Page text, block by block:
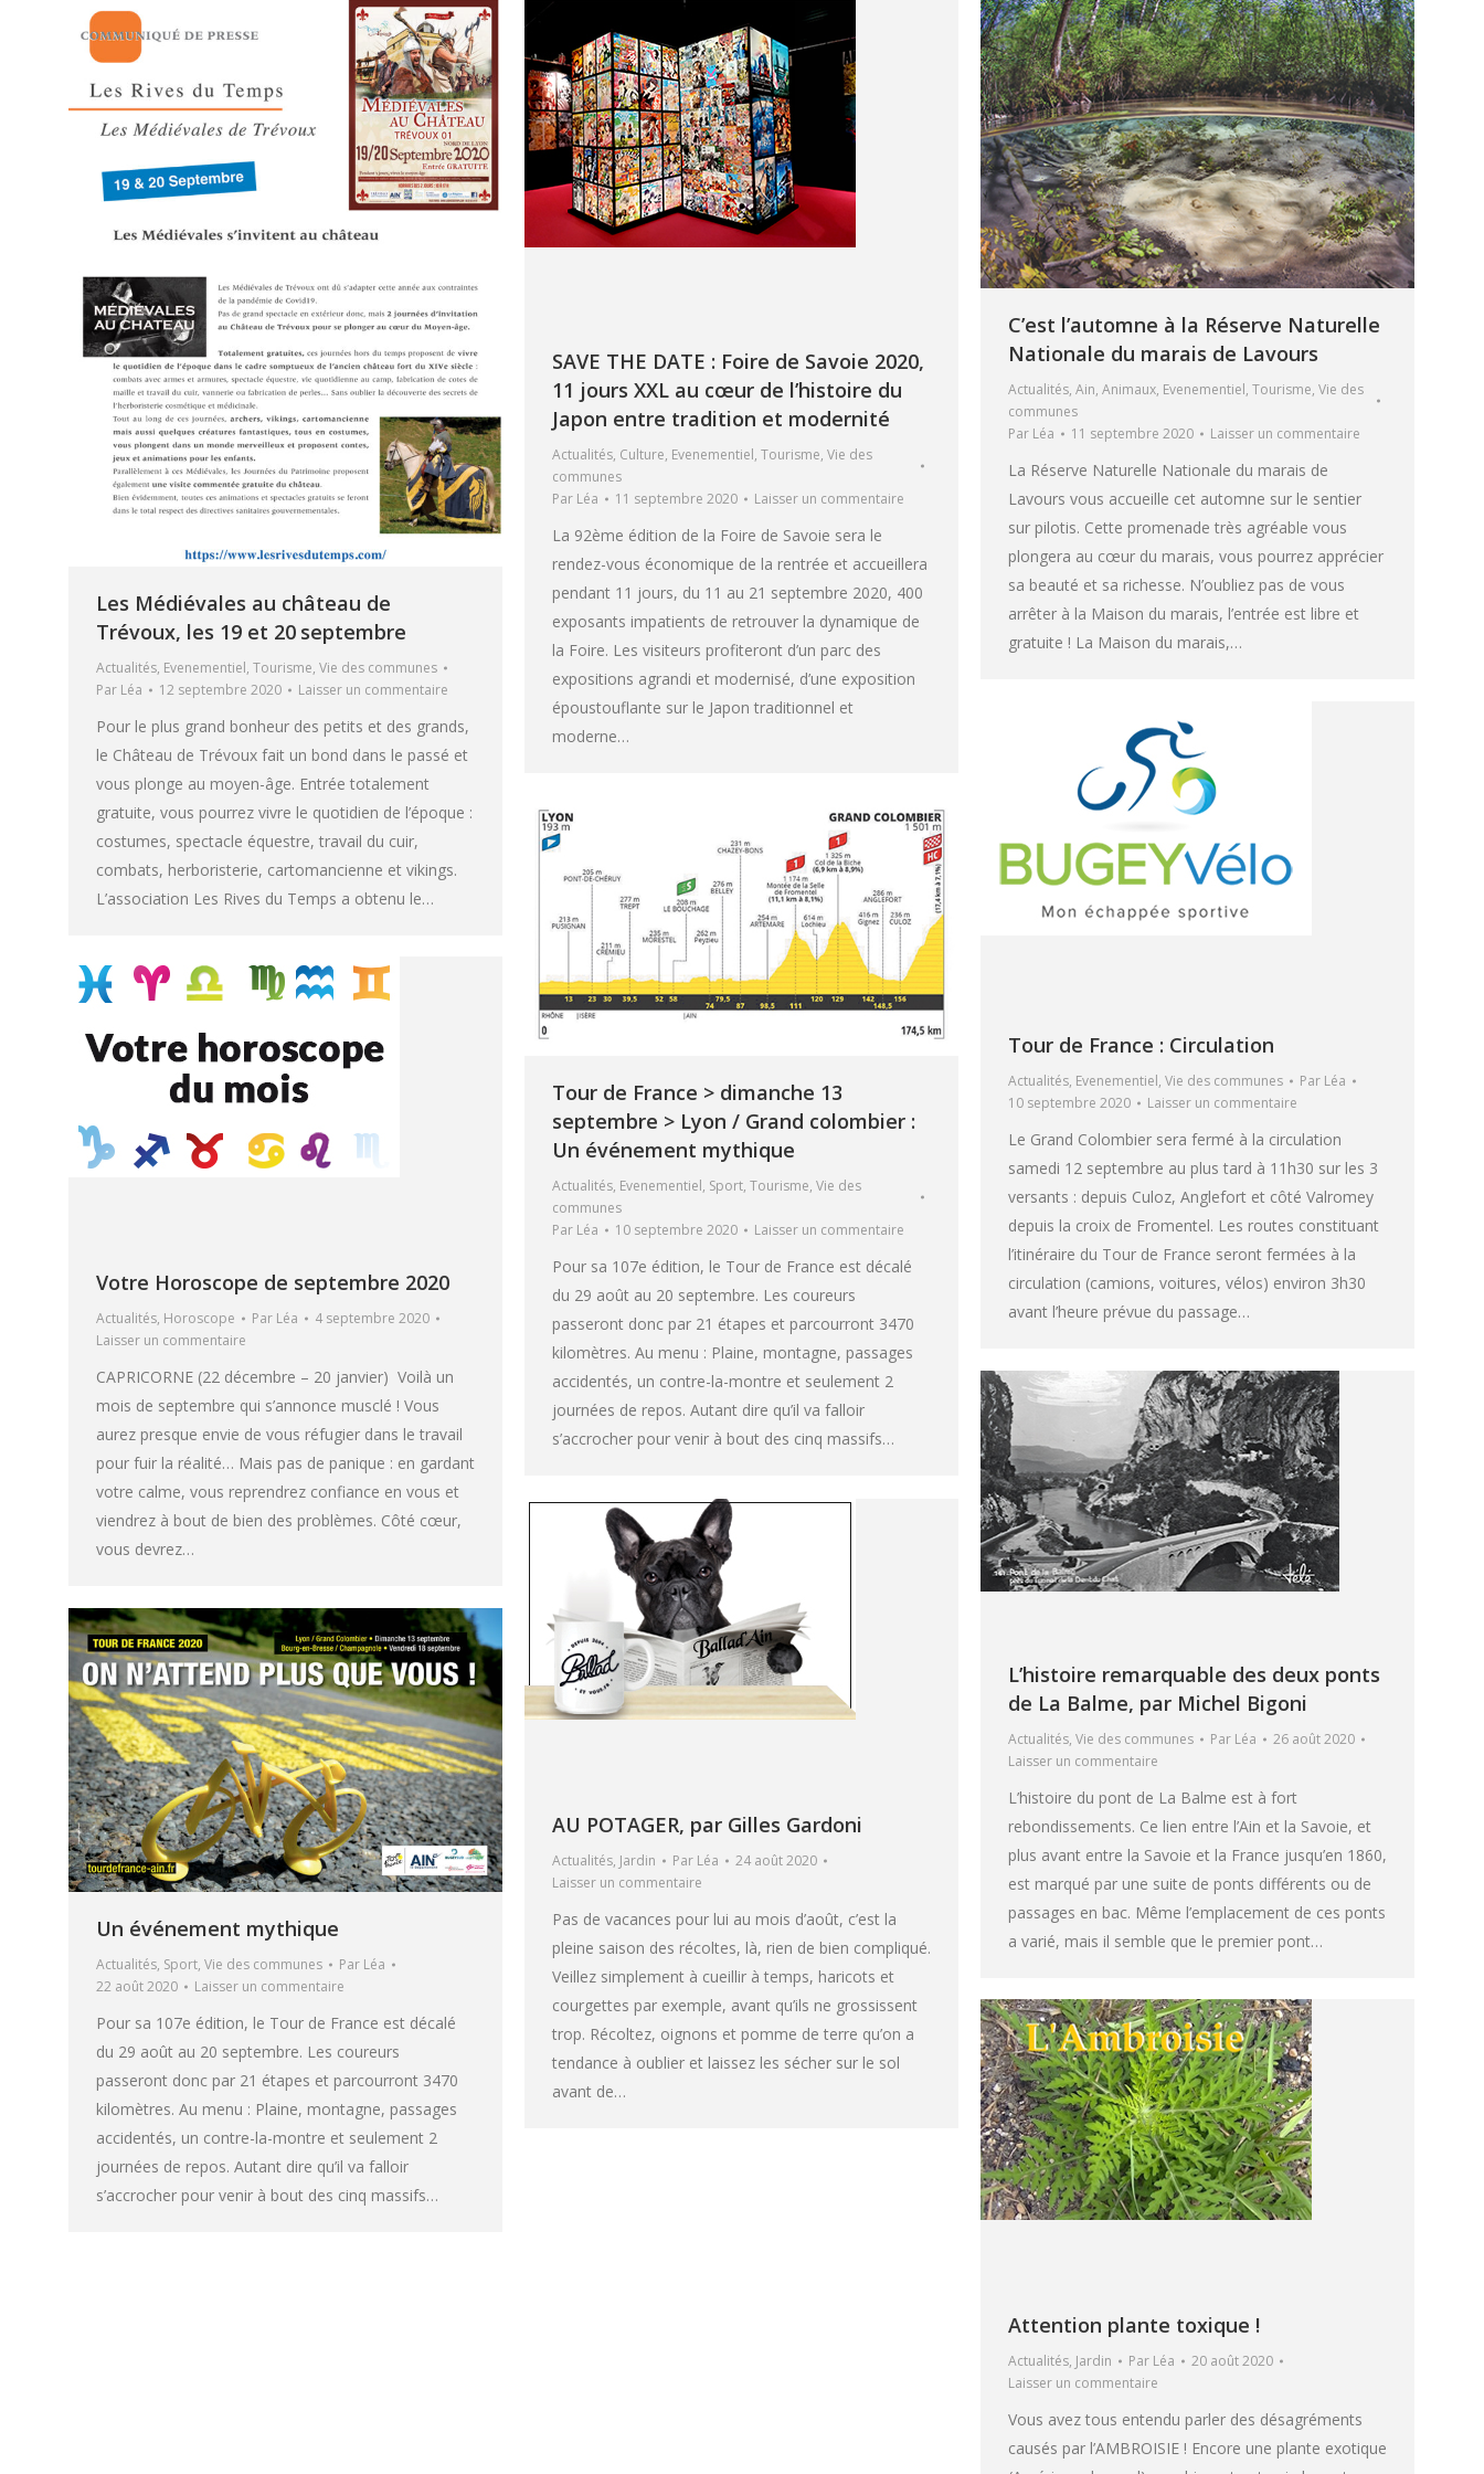
Les Médiévales au château de
Trévoux, les 19 et 20 septembre
Actualités, Evenementiel, Tourisme, Vie des communes
Par Léa 12 septembre 2020 Laisser un commentaire
Pour le plus grand bonheur des petits et des grands,
le Château de Trévoux fait un bond dans le passé et
vous plonge au moyen-âge. Entrée totalement
gratuite, vous pourrez vivre le quotidien de l’époque :
costumes, spectacle équestre, travail du cuir,
combats, herboristerie, cartomancienne et vikings.
L’association Les Rives du Temps a obtenu le…
SAVE THE DATE : Foire de Savoie 2020,
11 jours XXL au cœur de l’histoire du
Japon entre tradition et modernité
Actualités, Culture, Evenementiel, Tourisme, Vie des
communes
Par Léa 11 septembre 2020 Laisser un commentaire
La 92ème édition de la Foire de Savoie sera le
rendez-vous économique de la rentrée et accueillera
pendant 11 jours, du 11 au 21 septembre 2020, 400
exposants impatients de retrouver la dynamique de
la Foire. Les visiteurs profiteront d’un parc des
expositions agrandi et modernisé, d’une exposition
époustouflante sur le Japon traditionnel et
moderne…
C’est l’automne à la Réserve Naturelle
Nationale du marais de Lavours
Actualités, Ain, Animaux, Evenementiel, Tourisme, Vie des
communes
Par Léa 11 septembre 2020 Laisser un commentaire
La Réserve Naturelle Nationale du marais de
Lavours vous accueille cet automne sur le sentier
sur pilotis. Cette promenade très agréable vous
plongera au cœur du marais, vous pourrez apprécier
sa beauté et sa richesse. N’oubliez pas de vous
arrêter à la Maison du marais, l’entrée est libre et
gratuite ! La Maison du marais,…
Tour de France : Circulation
Actualités, Evenementiel, Vie des communes Par Léa
10 septembre 2020
Laisser un commentaire
Le Grand Colombier sera fermé à la circulation
samedi 12 septembre au plus tard à 11h30 sur les 3
versants : depuis Culoz, Anglefort et côté Valromey
depuis la croix de Fromentel. Les routes constituant
l’itinéraire du Tour de France seront fermées à la
circulation (camions, voitures, vélos) environ 3h30
avant l’heure prévue du passage…
Tour de France > dimanche 13
septembre > Lyon / Grand colombier :
Un événement mythique
Actualités, Evenementiel, Sport, Tourisme, Vie des
communes
Par Léa 10 septembre 2020 Laisser un commentaire
Pour sa 107e édition, le Tour de France est décalé
du 29 août au 20 septembre. Les coureurs
passeront donc par 21 étapes et parcourront 3470
kilomètres. Au menu : Plaine, montagne, passages
accidentés, un contre-la-montre et seulement 2
journées de repos. Autant dire qu’il va falloir
s’accrocher pour venir à bout des cinq massifs…
Votre Horoscope de septembre 2020
Actualités, Horoscope Par Léa
4 septembre 2020
Laisser un commentaire
CAPRICORNE (22 décembre – 20 janvier) Voilà un
mois de septembre qui s’annonce musclé ! Vous
aurez presque envie de vous réfugier dans le travail
pour fuir la réalité… Mais pas de panique : en gardant
votre calme, vous reprendrez confiance en vous et
viendrez à bout de bien des problèmes. Côté cœur,
vous devrez…
L’histoire remarquable des deux ponts
de La Balme, par Michel Bigoni
Actualités, Vie des communes Par Léa
26 août 2020
Laisser un commentaire
L’histoire du pont de La Balme est à fort
rebondissements. Ce lien entre l’Ain et la Savoie, et
plus avant entre la Savoie et la France jusqu’en 1860,
est marqué par une suite de ponts différents ou de
passages en bac. Même l’emplacement de ces ponts
a varié, mais il semble que le premier pont…
AU POTAGER, par Gilles Gardoni
Actualités, Jardin Par Léa
24 août 2020
Laisser un commentaire
Pas de vacances pour lui au mois d’août, c’est la
pleine saison des récoltes, là, rien de bien compliqué.
Veillez simplement à cueillir à temps, haricots et
courgettes par exemple, avant qu’ils ne grossissent
trop. Récoltez, oignons et pomme de terre qu’on a
tendance à oublier et laissez les sécher sur le sol
avant de…
Un événement mythique
Actualités, Sport, Vie des communes Par Léa
22 août 2020
Laisser un commentaire
Pour sa 107e édition, le Tour de France est décalé
du 29 août au 20 septembre. Les coureurs
passeront donc par 21 étapes et parcourront 3470
kilomètres. Au menu : Plaine, montagne, passages
accidentés, un contre-la-montre et seulement 2
journées de repos. Autant dire qu’il va falloir
s’accrocher pour venir à bout des cinq massifs…
Attention plante toxique !
Actualités, Jardin Par Léa
20 août 2020
Laisser un commentaire
Vous avez tous entendu parler des désagréments
causés par l’AMBROISIE ! Encore une plante exotique